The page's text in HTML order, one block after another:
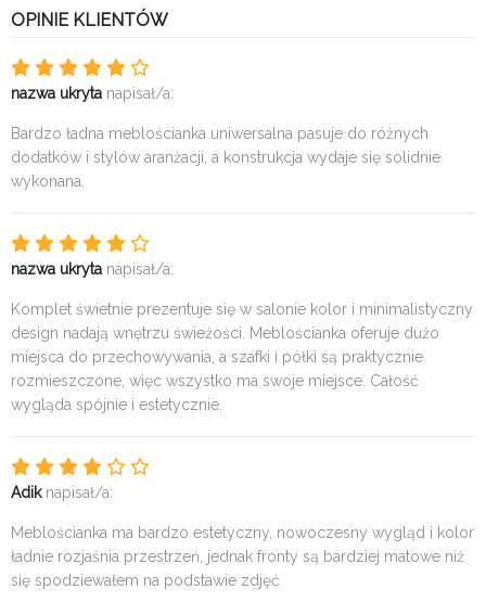
OPINIE KLIENTÓW
nazwa ukryta napisał/a:
Bardzo ładna meblościanka uniwersalna pasuje do różnych
dodatków i stylów aranżacji, a konstrukcja wydaje się solidnie
wykonana.
nazwa ukryta napisał/a:
Komplet świetnie prezentuje się w salonie kolor i minimalistyczny
design nadają wnętrzu świeżości. Meblościanka oferuje dużo
miejsca do przechowywania, a szafki i półki są praktycznie
rozmieszczone, więc wszystko ma swoje miejsce. Całość
wygląda spójnie i estetycznie.
Adiknapisał/a:
Meblościanka ma bardzo estetyczny, nowoczesny wygląd i kolor
ładnie rozjaśnia przestrzeń, jednak fronty są bardziej matowe niż
się spodziewałem na podstawie zdjęć